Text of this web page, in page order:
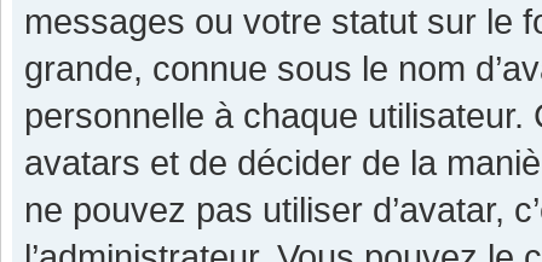
messages ou votre statut sur le
grande, connue sous le nom
personnelle à chaque utilisateur.
avatars et de décider de la
ne pouvez pas utiliser d’avatar,